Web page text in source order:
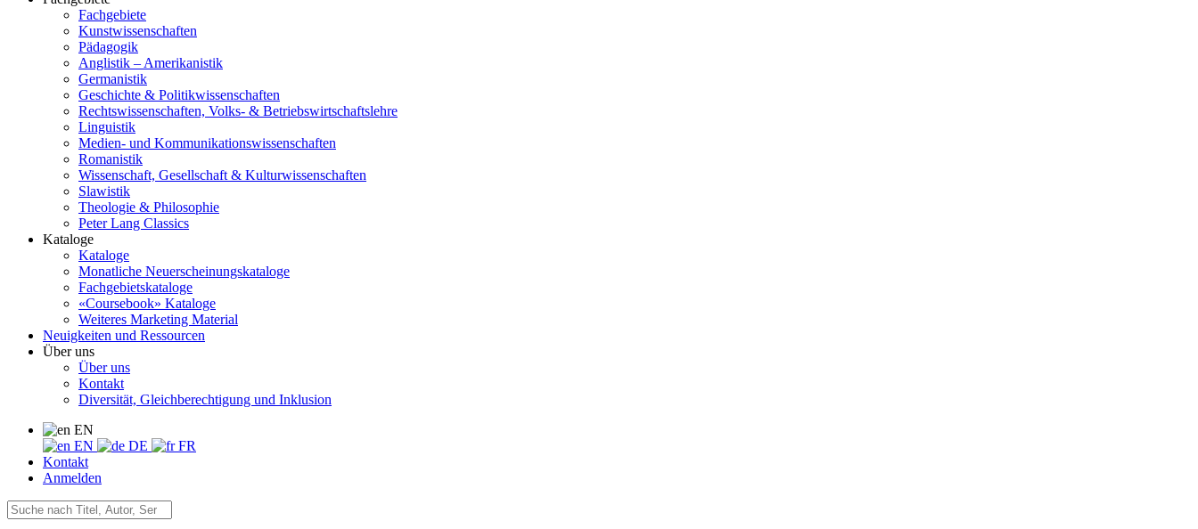
Fachgebiete
Kunstwissenschaften
Pädagogik
Anglistik – Amerikanistik
Germanistik
Geschichte & Politikwissenschaften
Rechtswissenschaften, Volks- & Betriebswirtschaftslehre
Linguistik
Medien- und Kommunikationswissenschaften
Romanistik
Wissenschaft, Gesellschaft & Kulturwissenschaften
Slawistik
Theologie & Philosophie
Peter Lang Classics
Kataloge
Kataloge
Monatliche Neuerscheinungskataloge
Fachgebietskataloge
«Coursebook» Kataloge
Weiteres Marketing Material
Neuigkeiten und Ressourcen
Über uns
Über uns
Kontakt
Diversität, Gleichberechtigung und Inklusion
EN
EN
DE
FR
Kontakt
Anmelden